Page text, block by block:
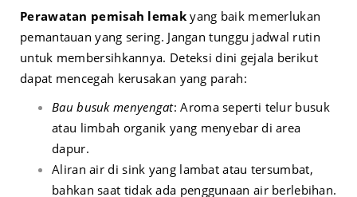
Perawatan pemisah lemakyang baik memerlukan
pemantauan yang sering. Jangan tunggu jadwal rutin
untuk membersihkannya. Deteksi dini gejala berikut
dapat mencegah kerusakan yang parah:
Bau busuk menyengat: Aroma seperti telur busuk
atau limbah organik yang menyebar di area
dapur.
Aliran air di sink yang lambat atau tersumbat,
bahkan saat tidak ada penggunaan air berlebihan.